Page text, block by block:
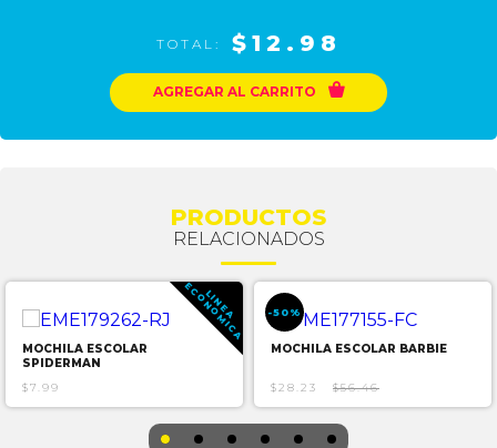
TOTAL: $12.98
AGREGAR AL CARRITO 
PRODUCTOS
RELACIONADOS
L
I
N
E
A
E
C
O
N
O
M
I
C
A
MOCHILA ESCOLAR
SPIDERMAN
$7.99
-50%
MOCHILA ESCOLAR BARBIE
$28.23 $56.46